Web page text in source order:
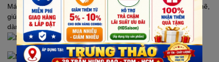
Máy hút bụiHITACHICV-970Y có công suất hoạt động mạnh mẽ,
giúp công việc làm sạch nhà cửa trở nên nhanh chóng và dễ
dàng.